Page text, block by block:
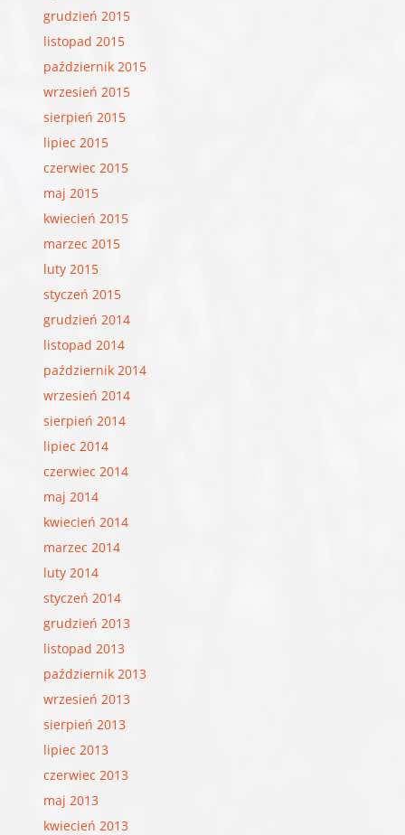
grudzień 2015
listopad 2015
październik 2015
wrzesień 2015
sierpień 2015
lipiec 2015
czerwiec 2015
maj 2015
kwiecień 2015
marzec 2015
luty 2015
styczeń 2015
grudzień 2014
listopad 2014
październik 2014
wrzesień 2014
sierpień 2014
lipiec 2014
czerwiec 2014
maj 2014
kwiecień 2014
marzec 2014
luty 2014
styczeń 2014
grudzień 2013
listopad 2013
październik 2013
wrzesień 2013
sierpień 2013
lipiec 2013
czerwiec 2013
maj 2013
kwiecień 2013